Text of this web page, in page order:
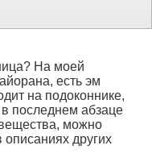
На моей
есть эм
на подоконнике,
последнем абзаце
можно
других